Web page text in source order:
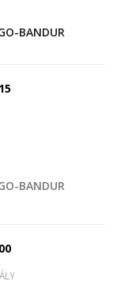
BANDUR
BANDUR